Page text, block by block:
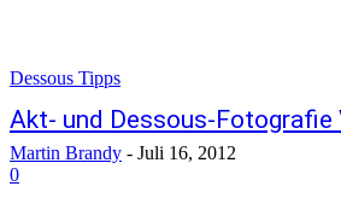
Dessous Tipps
Akt- und Dessous-Fotografie
Martin Brandy - Juli 16, 2012
0